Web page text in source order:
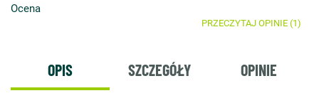
Ocena
PRZECZYTAJ OPINIE (1)
OPIS SZCZEGÓŁY OPINIE